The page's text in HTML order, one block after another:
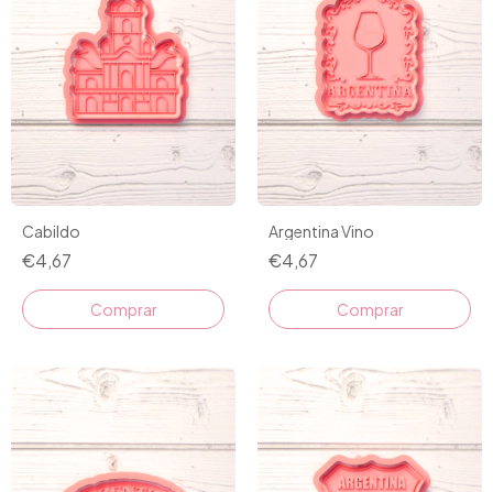
Cabildo
€4,67
Comprar
Argentina Vino
€4,67
Comprar